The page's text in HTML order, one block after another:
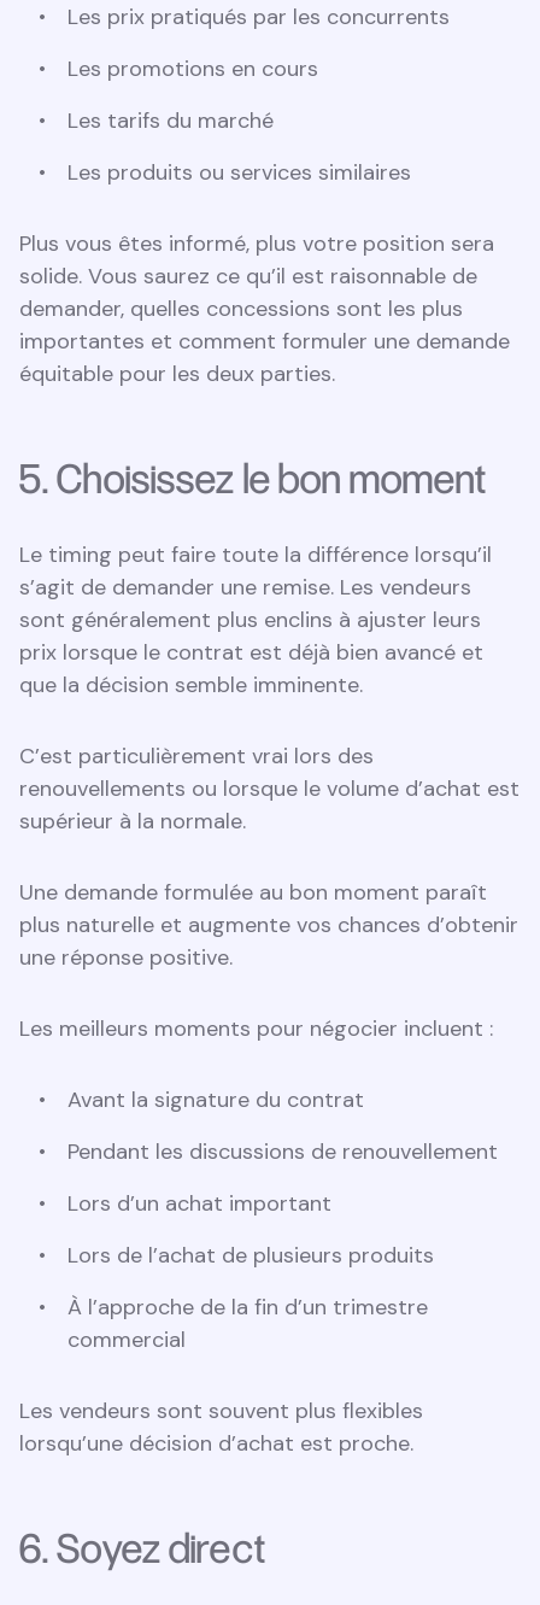
Les prix pratiqués par les concurrents
Les promotions en cours
Les tarifs du marché
Les produits ou services similaires
Plus vous êtes informé, plus votre position sera
solide. Vous saurez ce qu’il est raisonnable de
demander, quelles concessions sont les plus
importantes et comment formuler une demande
équitable pour les deux parties.
5. Choisissez le bon moment
Le timing peut faire toute la différence lorsqu’il
s’agit de demander une remise. Les vendeurs
sont généralement plus enclins à ajuster leurs
prix lorsque le contrat est déjà bien avancé et
que la décision semble imminente.
C’est particulièrement vrai lors des
renouvellements ou lorsque le volume d’achat est
supérieur à la normale.
Une demande formulée au bon moment paraît
plus naturelle et augmente vos chances d’obtenir
une réponse positive.
Les meilleurs moments pour négocier incluent :
Avant la signature du contrat
Pendant les discussions de renouvellement
Lors d’un achat important
Lors de l’achat de plusieurs produits
À l’approche de la fin d’un trimestre
commercial
Les vendeurs sont souvent plus flexibles
lorsqu’une décision d’achat est proche.
6. Soyez direct